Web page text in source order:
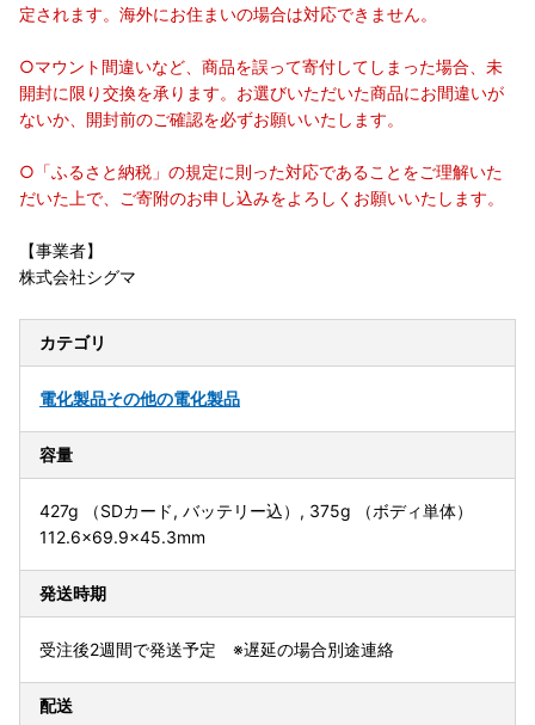
定されます。海外にお住まいの場合は対応できません。
○マウント間違いなど、商品を誤って寄付してしまった場合、未
開封に限り交換を承ります。お選びいただいた商品にお間違いが
ないか、開封前のご確認を必ずお願いいたします。
○「ふるさと納税」の規定に則った対応であることをご理解いた
だいた上で、ご寄附のお申し込みをよろしくお願いいたします。
【事業者】
株式会社シグマ
カテゴリ
電化製品その他の電化製品
容量
427g （SDカード, バッテリー込）, 375g （ボディ単体）
112.6×69.9×45.3mm
発送時期
受注後2週間で発送予定 ※遅延の場合別途連絡
配送